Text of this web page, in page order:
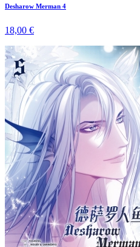
Desharow Merman 4
18,00 €